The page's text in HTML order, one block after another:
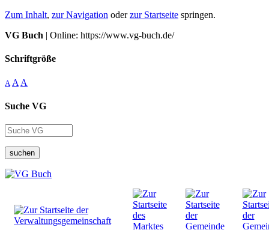
Zum Inhalt, zur Navigation oderzur Startseite springen.
VG Buch | Online: https://www.vg-buch.de/
Schriftgröße
A A A
Suche VG
suchen